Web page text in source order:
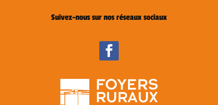
Suivez-nous sur nos réseaux sociaux